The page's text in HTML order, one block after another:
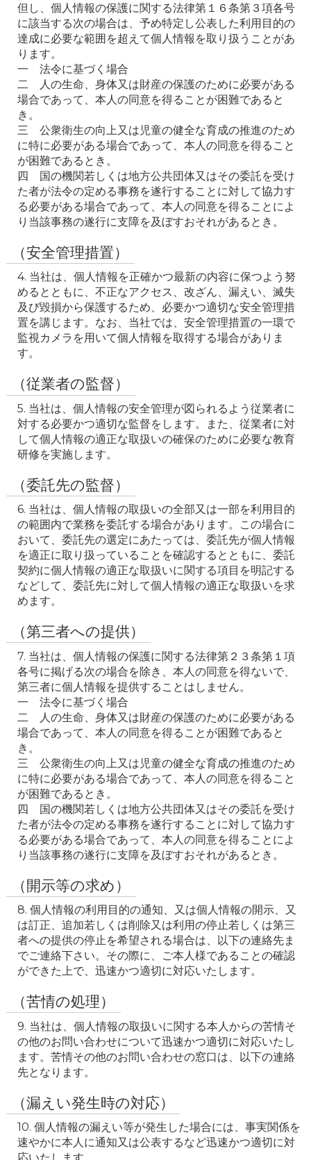
但し、個人情報の保護に関する法律第１６条第３項各号
に該当する次の場合は、予め特定し公表した利用目的の
達成に必要な範囲を超えて個人情報を取り扱うことがあ
ります。
一　法令に基づく場合
二　人の生命、身体又は財産の保護のために必要がある
場合であって、本人の同意を得ることが困難であると
き。
三　公衆衛生の向上又は児童の健全な育成の推進のため
に特に必要がある場合であって、本人の同意を得ること
が困難であるとき。
四　国の機関若しくは地方公共団体又はその委託を受け
た者が法令の定める事務を遂行することに対して協力す
る必要がある場合であって、本人の同意を得ることによ
り当該事務の遂行に支障を及ぼすおそれがあるとき。
（安全管理措置）
4. 当社は、個人情報を正確かつ最新の内容に保つよう努
めるとともに、不正なアクセス、改ざん、漏えい、滅失
及び毀損から保護するため、必要かつ適切な安全管理措
置を講じます。なお、当社では、安全管理措置の一環で
監視カメラを用いて個人情報を取得する場合がありま
（従業者の監督）
5. 当社は、個人情報の安全管理が図られるよう従業者に
対する必要かつ適切な監督をします。また、従業者に対
して個人情報の適正な取扱いの確保のために必要な教育
研修を実施します。
（委託先の監督）
6. 当社は、個人情報の取扱いの全部又は一部を利用目的
の範囲内で業務を委託する場合があります。この場合に
おいて、委託先の選定にあたっては、委託先が個人情報
を適正に取り扱っていることを確認するとともに、委託
契約に個人情報の適正な取扱いに関する項目を明記する
などして、委託先に対して個人情報の適正な取扱いを求
めます。
（第三者への提供）
7. 当社は、個人情報の保護に関する法律第２３条第１項
各号に掲げる次の場合を除き、本人の同意を得ないで、
第三者に個人情報を提供することはしません。
一　法令に基づく場合
二　人の生命、身体又は財産の保護のために必要がある
場合であって、本人の同意を得ることが困難であると
き。
三　公衆衛生の向上又は児童の健全な育成の推進のため
に特に必要がある場合であって、本人の同意を得ること
が困難であるとき。
四　国の機関若しくは地方公共団体又はその委託を受け
た者が法令の定める事務を遂行することに対して協力す
る必要がある場合であって、本人の同意を得ることによ
（開示等の求め）
8. 個人情報の利用目的の通知、又は個人情報の開示、又
は訂正、追加若しくは削除又は利用の停止若しくは第三
者への提供の停止を希望される場合は、以下の連絡先ま
でご連絡下さい。その際に、ご本人様であることの確認
ができた上で、迅速かつ適切に対応いたします。
（苦情の処理）
9. 当社は、個人情報の取扱いに関する本人からの苦情そ
の他のお問い合わせについて迅速かつ適切に対応いたし
ます。苦情その他のお問い合わせの窓口は、以下の連絡
先となります。
（漏えい発生時の対応）
10. 個人情報の漏えい等が発生した場合には、事実関係を
速やかに本人に通知又は公表するなど迅速かつ適切に対